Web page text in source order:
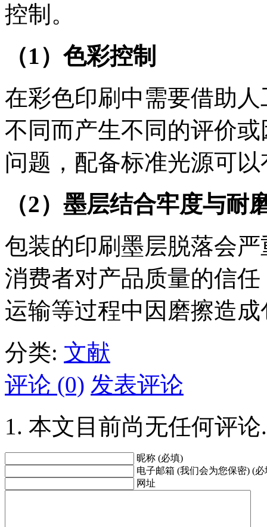
控制。
（1）色彩控制
在彩色印刷中需要借助
不同而产生不同的评价
问题，配备标准光源可
（2）墨层结合牢度与耐
包装的印刷墨层脱落会
消费者对产品质量的信
运输等过程中因磨擦造
分类: 文献
评论 (0) 发表评论
本文目前尚无任何评论.
昵称 (必填)
电子邮箱 (我们会为您保密) (必
网址